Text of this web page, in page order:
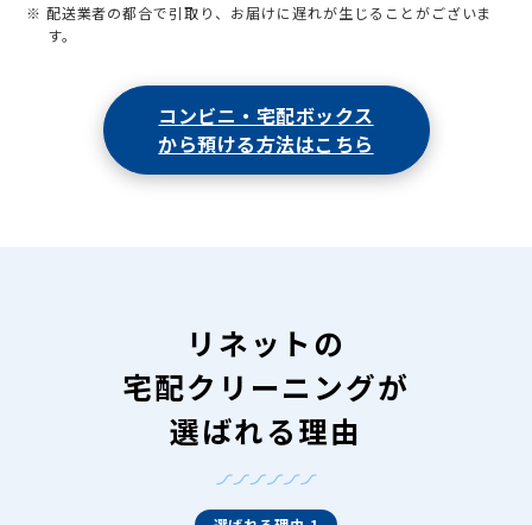
※ 配送業者の都合で引取り、お届けに遅れが生じることがございま
す。
コンビニ・宅配ボックス
から預ける方法はこちら
リネットの
宅配クリーニングが
選ばれる理由